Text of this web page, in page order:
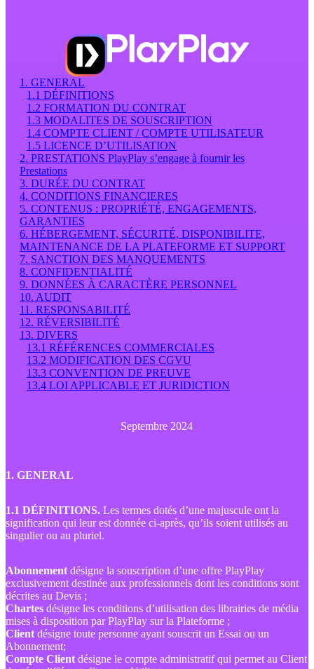
1. GENERAL
1.1 DÉFINITIONS
1.2 FORMATION DU CONTRAT
1.3 MODALITES DE SOUSCRIPTION
1.4 COMPTE CLIENT / COMPTE UTILISATEUR
1.5 LICENCE D’UTILISATION
2. PRESTATIONS PlayPlay s’engage à fournir les
Prestations
3. DURÉE DU CONTRAT
4. CONDITIONS FINANCIERES
5. CONTENUS : PROPRIÉTÉ, ENGAGEMENTS,
GARANTIES
6. HÉBERGEMENT, SÉCURITÉ, DISPONIBILITE,
MAINTENANCE DE LA PLATEFORME ET SUPPORT
7. SANCTION DES MANQUEMENTS
8. CONFIDENTIALITÉ
9. DONNÉES À CARACTÈRE PERSONNEL
10. AUDIT
11. RESPONSABILITÉ
12. RÉVERSIBILITÉ
13. DIVERS
13.1 RÉFÉRENCES COMMERCIALES
13.2 MODIFICATION DES CGVU
13.3 CONVENTION DE PREUVE
13.4 LOI APPLICABLE ET JURIDICTION
Septembre 2024
1. GENERAL
1.1 DÉFINITIONS. Les termes dotés d’une majuscule ont la
signification qui leur est donnée ci-après, qu’ils soient utilisés au
singulier ou au pluriel.
Abonnement désigne la souscription d’une offre PlayPlay
exclusivement destinée aux professionnels dont les conditions sont
décrites au Devis ;
Chartes désigne les conditions d’utilisation des librairies de média
mises à disposition par PlayPlay sur la Plateforme ;
Client désigne toute personne ayant souscrit un Essai ou un
Abonnement;
Compte Client désigne le compte administratif qui permet au Client